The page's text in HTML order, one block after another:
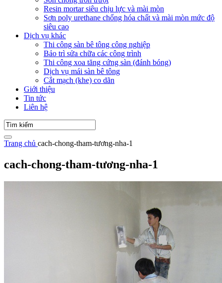
Resin mortar siêu chịu lực và mài mòn
Sơn poly urethane chống hóa chất và mài mòn mức độ
siêu cao
Dịch vụ khác
Thi công sàn bê tông công nghiệp
Bảo trì sửa chữa các công trình
Thi công xoa tăng cứng sàn (đánh bóng)
Dịch vụ mái sàn bê tông
Cắt mạch (khe) co dãn
Giới thiệu
Tin tức
Liên hệ
Trang chủ cach-chong-tham-tương-nha-1
cach-chong-tham-tương-nha-1